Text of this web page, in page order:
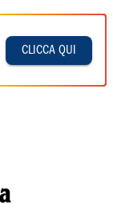
CLICCA QUI